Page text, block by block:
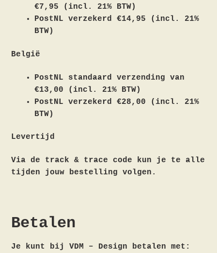
€7,95 (incl. 21% BTW)
PostNL verzekerd €14,95 (incl. 21%
BTW)
België
PostNL standaard verzending van
€13,00 (incl. 21% BTW)
PostNL verzekerd €28,00 (incl. 21%
BTW)
Levertijd
Via de track & trace code kun je te alle
tijden jouw bestelling volgen.
Betalen
Je kunt bij VDM – Design betalen met: